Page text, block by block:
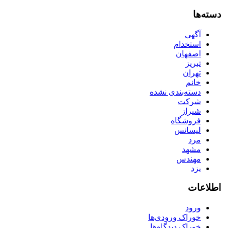
دسته‌ها
آگهی
استخدام
اصفهان
تبریز
تهران
خانم
دسته‌بندی نشده
شرکت
شیراز
فروشگاه
لیسانس
مرد
مشهد
مهندس
یزد
اطلاعات
ورود
خوراک ورودی‌ها